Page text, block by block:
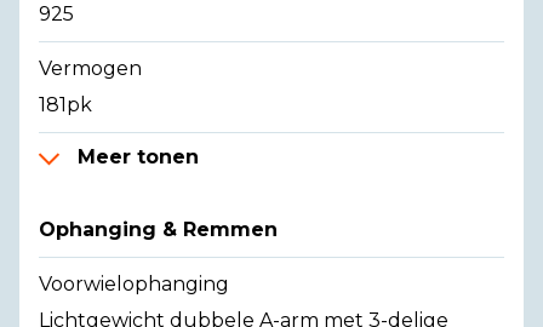
925
Vermogen
181pk
Meer tonen
Ophanging & Remmen
Voorwielophanging
Lichtgewicht dubbele A-arm met 3-delige